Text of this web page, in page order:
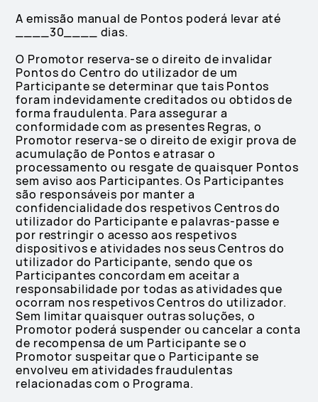
A emissão manual de Pontos poderá levar até
____30____ dias.
O Promotor reserva-se o direito de invalidar
Pontos do Centro do utilizador de um
Participante se determinar que tais Pontos
foram indevidamente creditados ou obtidos de
forma fraudulenta. Para assegurar a
conformidade com as presentes Regras, o
Promotor reserva-se o direito de exigir prova de
acumulação de Pontos e atrasar o
processamento ou resgate de quaisquer Pontos
sem aviso aos Participantes. Os Participantes
são responsáveis por manter a
confidencialidade dos respetivos Centros do
utilizador do Participante e palavras-passe e
por restringir o acesso aos respetivos
dispositivos e atividades nos seus Centros do
utilizador do Participante, sendo que os
Participantes concordam em aceitar a
responsabilidade por todas as atividades que
ocorram nos respetivos Centros do utilizador.
Sem limitar quaisquer outras soluções, o
Promotor poderá suspender ou cancelar a conta
de recompensa de um Participante se o
Promotor suspeitar que o Participante se
envolveu em atividades fraudulentas
relacionadas com o Programa.